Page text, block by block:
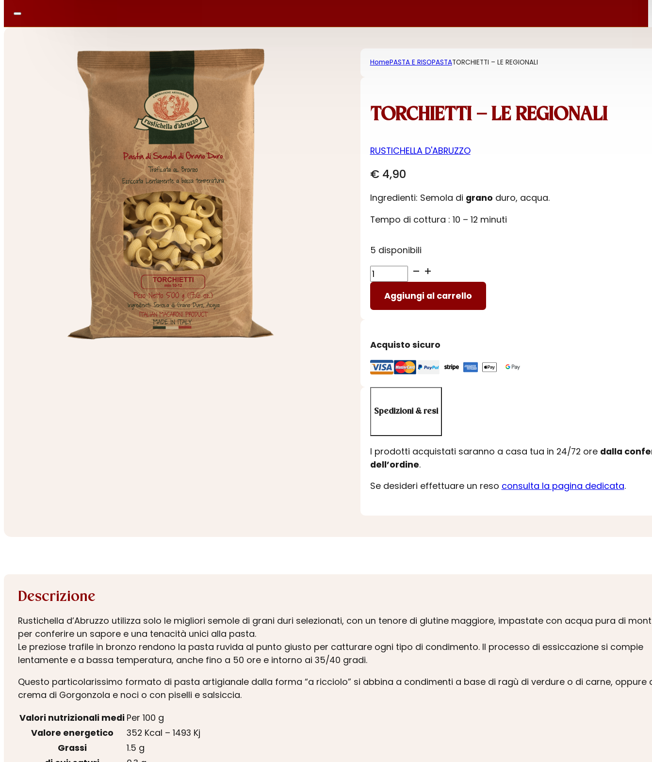
HomePASTA E RISOPASTATORCHIETTI – LE REGIONALI
TORCHIETTI – LE REGIONALI
RUSTICHELLA D'ABRUZZO
€4,90
Ingredienti: Semola di grano duro, acqua.
Tempo di cottura : 10 – 12 minuti
5 disponibili
TORCHIETTI
-
REGIONALI
Aggiungi al carrello
Acquisto sicuro
Spedizioni & resi
I prodotti acquistati saranno a casa tua in 24/72 ore dalla
dell’ordine.
Se desideri effettuare un reso consulta la pagina dedicata.
Descrizione
Rustichella d’Abruzzo utilizza solo le migliori semole di grani duri selezionati, con un tenore di glutine maggiore, impastate con acqua pura di
per conferire un sapore e una tenacità unici alla pasta.
Le preziose trafile in bronzo rendono la pasta ruvida al punto giusto per catturare ogni tipo di condimento. Il processo di essiccazione si compie
lentamente e a bassa temperatura, anche fino a 50 ore e intorno ai 35/40 gradi.
Questo particolarissimo formato di pasta artigianale dalla forma “a ricciolo” si abbina a condimenti a base di ragù di verdure o di carne, oppure
crema di Gorgonzola e noci o con piselli e salsiccia.
Valori nutrizionali medi Per 100 g
Valore energetico
352 Kcal – 1493 Kj
Grassi
1.5 g